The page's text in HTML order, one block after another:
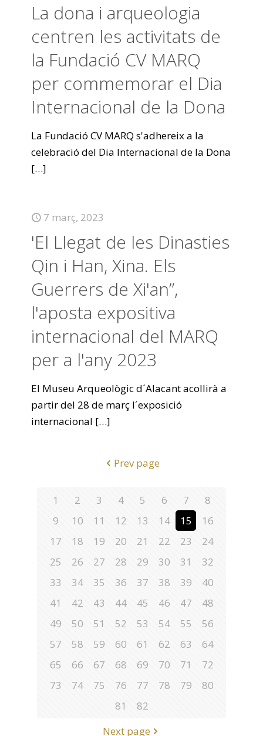
La dona i arqueologia
centren les activitats de
la Fundació CV MARQ
per commemorar el Dia
Internacional de la Dona
La Fundació CV MARQ s'adhereix a la
celebració del Dia Internacional de la Dona
[…]
7 març, 2023
'El Llegat de les Dinasties
Qin i Han, Xina. Els
Guerrers de Xi'an”,
l'aposta expositiva
internacional del MARQ
per a l'any 2023
El Museu Arqueològic d´Alacant acollirà a
partir del 28 de març l´exposició
internacional […]
Prev page
1 2 3 4 5 6 7
8
9
10 11 12 13 14 15
16
17
18 19 20 21 22 23
24
25
26 27 28 29 30 31
32
33
34 35 36 37 38 39
40
41
42 43 44 45 46 47
48
49
50 51 52 53 54 55
56
57
58 59 60 61 62 63
64
65
66 67 68 69 70 71
72
73
74 75 76 77 78 79
80
81
82
Next page